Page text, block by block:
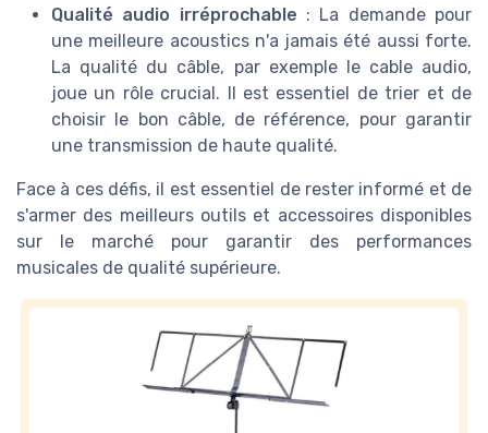
Qualité audio irréprochable : La demande pour
une meilleure acoustics n'a jamais été aussi forte.
La qualité du câble, par exemple le cable audio,
joue un rôle crucial. Il est essentiel de trier et de
choisir le bon câble, de référence, pour garantir
une transmission de haute qualité.
Face à ces défis, il est essentiel de rester informé et de
s'armer des meilleurs outils et accessoires disponibles
sur le marché pour garantir des performances
musicales de qualité supérieure.